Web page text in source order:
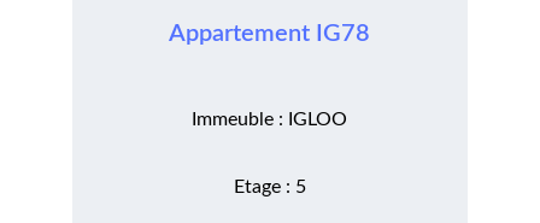
Appartement IG78
Immeuble : IGLOO
Etage : 5